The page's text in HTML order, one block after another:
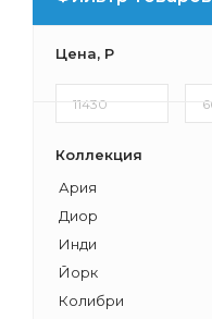
Цена, Р
Коллекция
Ария
Диор
Инди
Йорк
Колибри